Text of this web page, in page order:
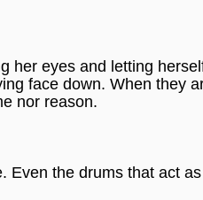
her eyes and letting
face down. When they
nor reason.
Even the drums that act